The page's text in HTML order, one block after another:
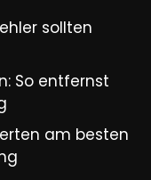
sollten
So entfernst
am besten